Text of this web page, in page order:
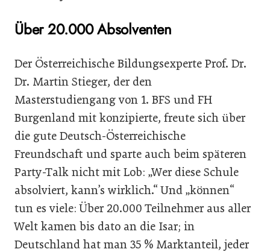
Über 20.000 Absolventen
Der Österreichische Bildungsexperte Prof. Dr.
Dr. Martin Stieger, der den
Masterstudiengang von 1. BFS und FH
Burgenland mit konzipierte, freute sich über
die gute Deutsch-Österreichische
Freundschaft und sparte auch beim späteren
Party-Talk nicht mit Lob: „Wer diese Schule
absolviert, kann’s wirklich.“ Und „können“
tun es viele: Über 20.000 Teilnehmer aus aller
Welt kamen bis dato an die Isar; in
Deutschland hat man 35 % Marktanteil, jeder